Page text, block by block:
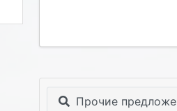
Прочие